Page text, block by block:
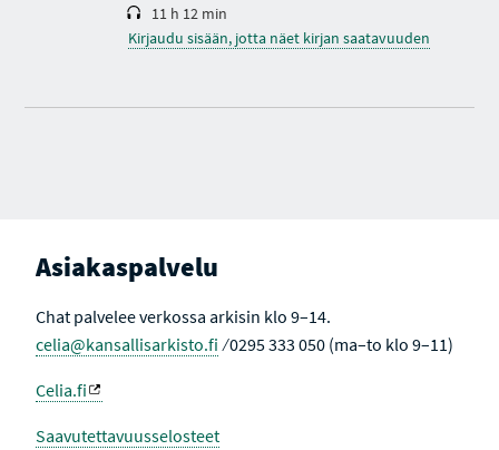
11 h 12 min
Kirjaudu sisään, jotta näet kirjan saatavuuden
Asiakaspalvelu
Chat palvelee verkossa arkisin klo 9–14.
celia@kansallisarkisto.fi ⁄ 0295 333 050 (ma–to klo 9–11)
Celia.fi
Saavutettavuusselosteet